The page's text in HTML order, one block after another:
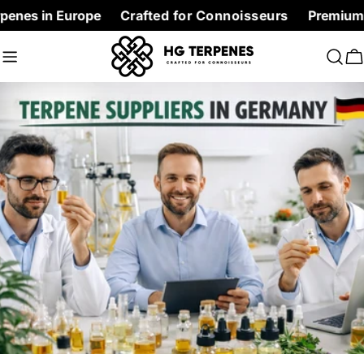
Skip
to
content
Crafted for Connoisseurs Premium